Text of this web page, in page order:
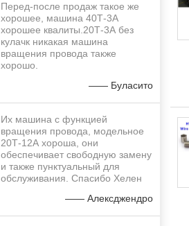
Перед-после продаж такое же
хорошее, машина 40Т-3А
хорошее квалиты.20Т-3А без
кулачк никакая машина
вращения провода также
хорошо.
—— Буласито
Их машина с функцией
вращения провода, модельное
20Т-12А хороша, они
обеспечивает свободную замену
и также пунктуальный для
обслуживания. Спасибо Хелен
—— Алексджендро